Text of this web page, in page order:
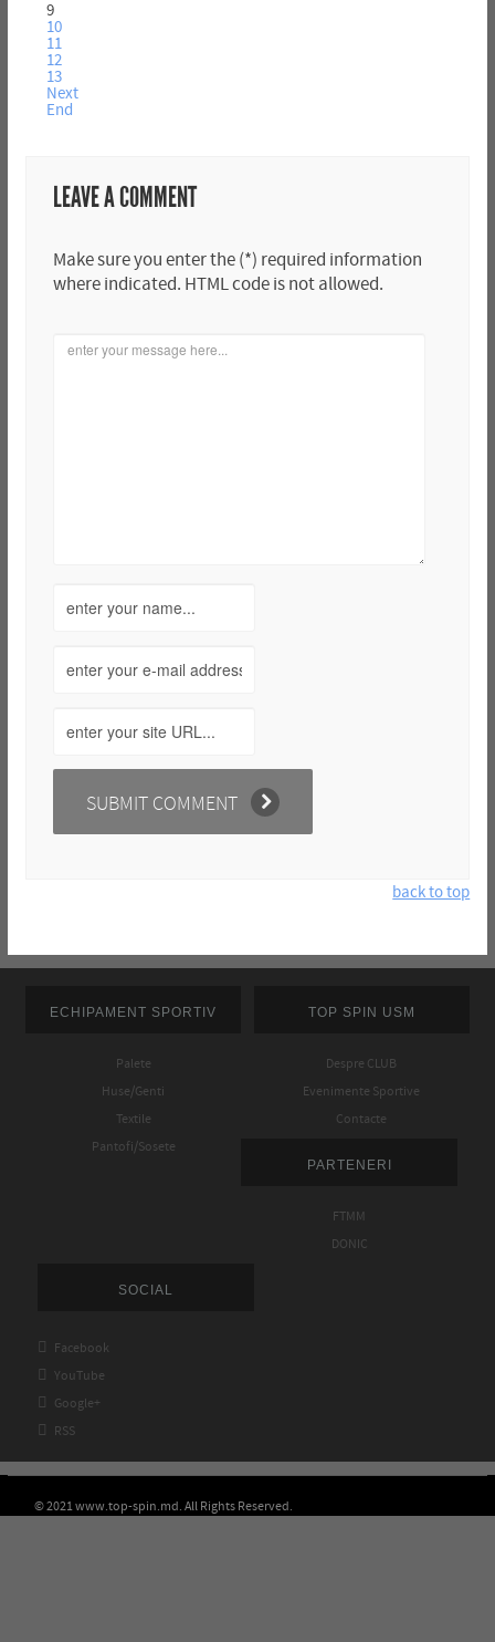
9
10
11
12
13
Next
End
LEAVE A COMMENT
Make sure you enter the (*) required information
where indicated. HTML code is not allowed.
back to top
ECHIPAMENT SPORTIV
Palete
Huse/Genti
Textile
Pantofi/Sosete
TOP SPIN USM
Despre CLUB
Evenimente Sportive
Contacte
PARTENERI
FTMM
DONIC
SOCIAL
 Facebook
 YouTube
 Google+
 RSS
© 2021 www.top-spin.md. All Rights Reserved.